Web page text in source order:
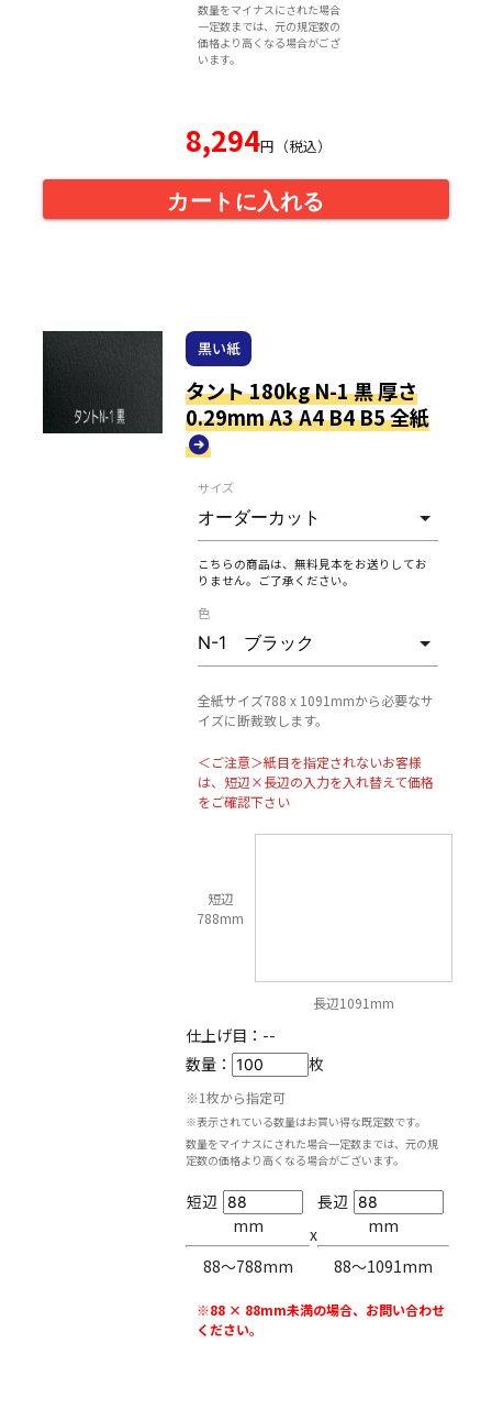
数量をマイナスにされた場合
一定数までは、元の規定数の
価格より高くなる場合がござ
います。
8,294円（税込）
カートに入れる
黒い紙
タント 180kg N-1 黒 厚さ
0.29mm A3 A4 B4 B5 全紙
サイズ
こちらの商品は、無料見本をお送りしてお
りません。ご了承ください。
色
全紙サイズ788 x 1091mmから必要なサ
イズに断裁致します。
＜ご注意＞紙目を指定されないお客様
は、短辺×長辺の入力を入れ替えて価格
をご確認下さい
短辺
788mm
長辺1091mm
仕上げ目： --
数量：
枚
※1枚から指定可
※表示されている数量はお買い得な既定数です。
数量をマイナスにされた場合一定数までは、元の規
定数の価格より高くなる場合がございます。
短辺
mm
88〜788mm
x
長辺
mm
88〜1091mm
※88 × 88mm未満の場合、お問い合わせ
ください。